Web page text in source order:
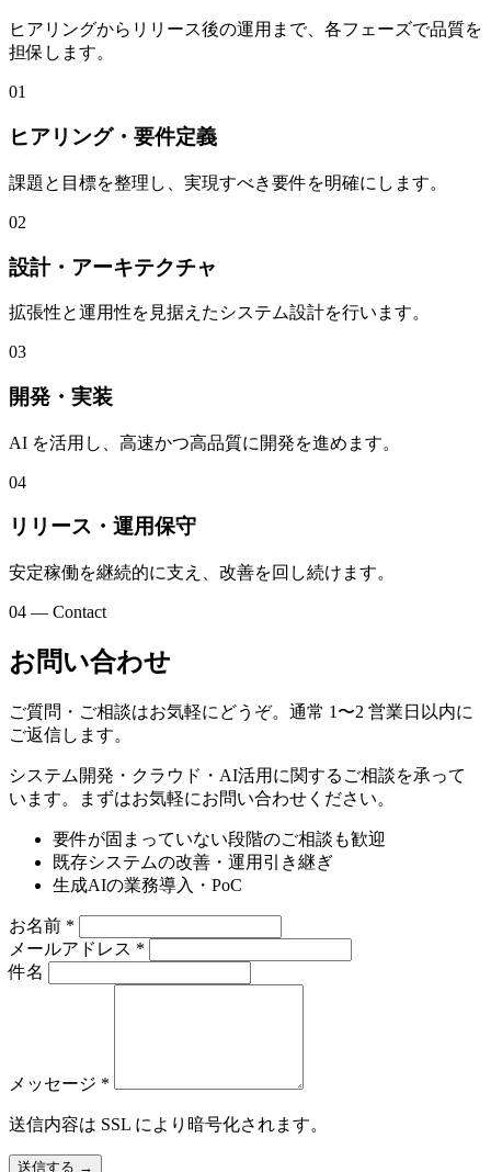
ヒアリングからリリース後の運用まで、各フェーズで品質を
担保します。
01
ヒアリング・要件定義
課題と目標を整理し、実現すべき要件を明確にします。
02
設計・アーキテクチャ
拡張性と運用性を見据えたシステム設計を行います。
03
開発・実装
AI を活用し、高速かつ高品質に開発を進めます。
04
リリース・運用保守
安定稼働を継続的に支え、改善を回し続けます。
04 — Contact
お問い合わせ
ご質問・ご相談はお気軽にどうぞ。通常 1〜2 営業日以内に
ご返信します。
システム開発・クラウド・AI活用に関するご相談を承って
います。まずはお気軽にお問い合わせください。
要件が固まっていない段階のご相談も歓迎
既存システムの改善・運用引き継ぎ
生成AIの業務導入・PoC
お名前 *
メールアドレス *
件名
メッセージ *
送信内容は SSL により暗号化されます。
送信する →